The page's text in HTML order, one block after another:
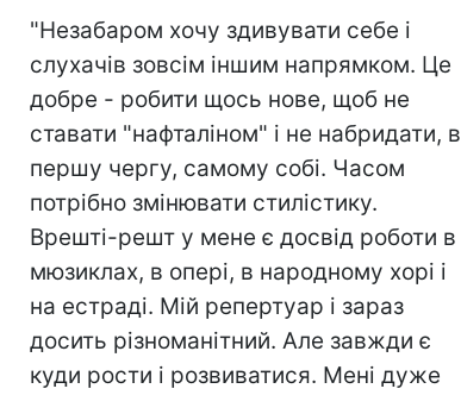
"Незабаром хочу здивувати себе і
слухачів зовсім іншим напрямком. Це
добре - робити щось нове, щоб не
ставати "нафталіном" і не набридати, в
першу чергу, самому собі. Часом
потрібно змінювати стилістику.
Врешті-решт у мене є досвід роботи в
мюзиклах, в опері, в народному хорі і
на естраді. Мій репертуар і зараз
досить різноманітний. Але завжди є
куди рости і розвиватися. Мені дуже